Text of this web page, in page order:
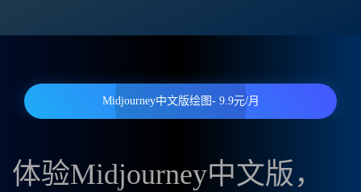
Midjourney中文版绘图- 9.9元/月
体验Midjourney中文版，